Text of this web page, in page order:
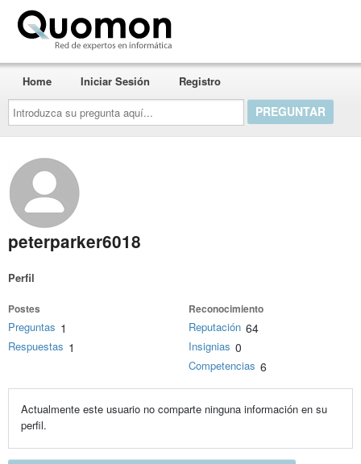
Introduzca
su
pregunta
aquí...
Home Iniciar Sesión Registro
peterparker6018
Perfil
Postes
Preguntas 1
Respuestas 1
Reconocimiento
Reputación 64
Insignias 0
Competencias 6
Actualmente este usuario no comparte ninguna información en su
perfil.